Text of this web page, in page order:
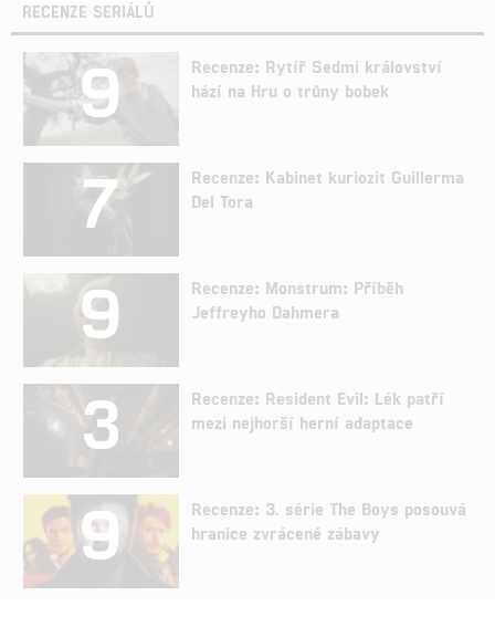
RECENZE SERIÁLŮ
9
Recenze: Rytíř Sedmi království
hází na Hru o trůny bobek
7
Recenze: Kabinet kuriozit Guillerma
Del Tora
9
Recenze: Monstrum: Příběh
Jeffreyho Dahmera
3
Recenze: Resident Evil: Lék patří
mezi nejhorší herní adaptace
9
Recenze: 3. série The Boys posouvá
hranice zvrácené zábavy